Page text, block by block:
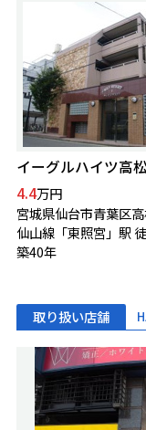
イーグルハイツ高
4.4万円
宮城県仙台市青葉区
仙山線「東照宮」駅
築40年
取り扱い店舗